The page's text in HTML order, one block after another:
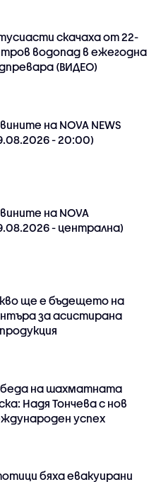
скачаха от 22-
водопад в ежегодна
(ВИДЕО)
на NOVA NEWS
- 20:00)
на NOVA
- централна)
ще е бъдещето на
за асистирана
на шахматната
Надя Тончева с нов
успех
бяха евакуирани